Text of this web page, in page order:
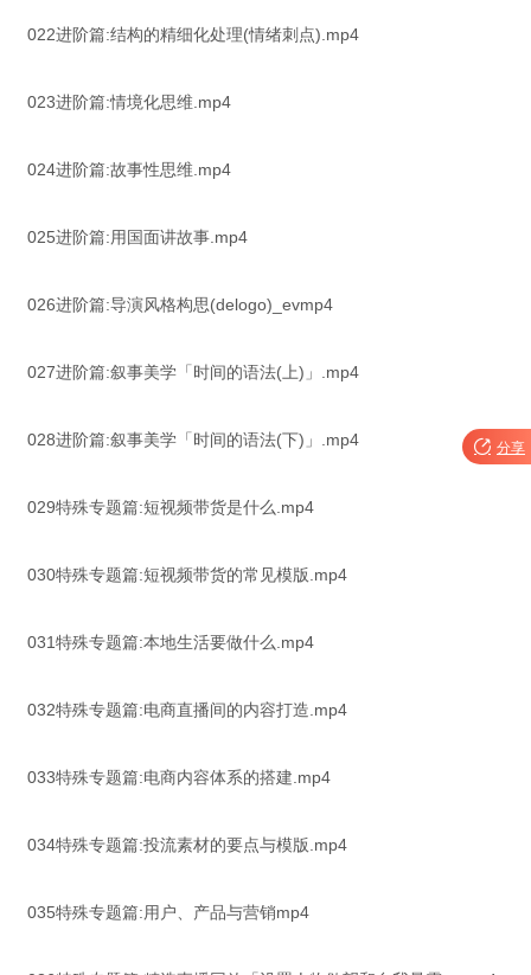
022进阶篇:结构的精细化处理(情绪刺点).mp4
023进阶篇:情境化思维.mp4
024进阶篇:故事性思维.mp4
025进阶篇:用国面讲故事.mp4
026进阶篇:导演风格构思(delogo)_evmp4
027进阶篇:叙事美学「时间的语法(上)」.mp4
028进阶篇:叙事美学「时间的语法(下)」.mp4
029特殊专题篇:短视频带货是什么.mp4
030特殊专题篇:短视频带货的常见模版.mp4
031特殊专题篇:本地生活要做什么.mp4
032特殊专题篇:电商直播间的内容打造.mp4
033特殊专题篇:电商内容体系的搭建.mp4
034特殊专题篇:投流素材的要点与模版.mp4
035特殊专题篇:用户、产品与营销mp4
 分享